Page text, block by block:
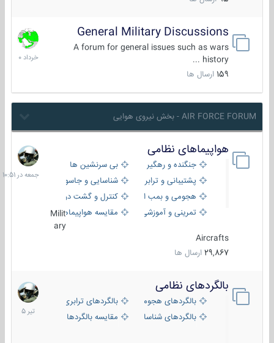
General Military Discussions
A forum for general issues such as wars
history ...
159 ارسال ها
10
خرداد
AIR FORCE FORUM - بخش نیروی هوایی
هواپیماهای نظامی
جنگنده و رهگیر
بی سرنشین ها
پشتیبانی و ترابری
شناسایی و جاسوسی
هجومی و بمب افکن
کنترل و گشت دریایی
تمرینی و آموزشی
مقایسه هواپیماهاMilit
ary
Aircrafts
29,867 ارسال ها
جمعه
در
10:51
بالگردهای نظامی
بالگردهای هجومی
بالگردهای ترابری
بالگردهای شناسایی
مقایسه بالگردها
22
تیر